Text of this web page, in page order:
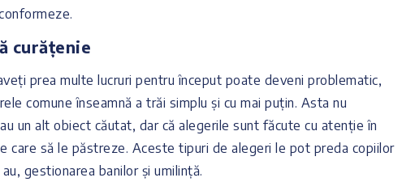
curățenie
prea multe lucruri pentru început poate deveni problematic,
comune înseamnă a trăi simplu și cu mai puțin. Asta nu
un alt obiect căutat, dar că alegerile sunt făcute cu atenție în
care să le păstreze. Aceste tipuri de alegeri le pot preda copiilor
gestionarea banilor și umilință.